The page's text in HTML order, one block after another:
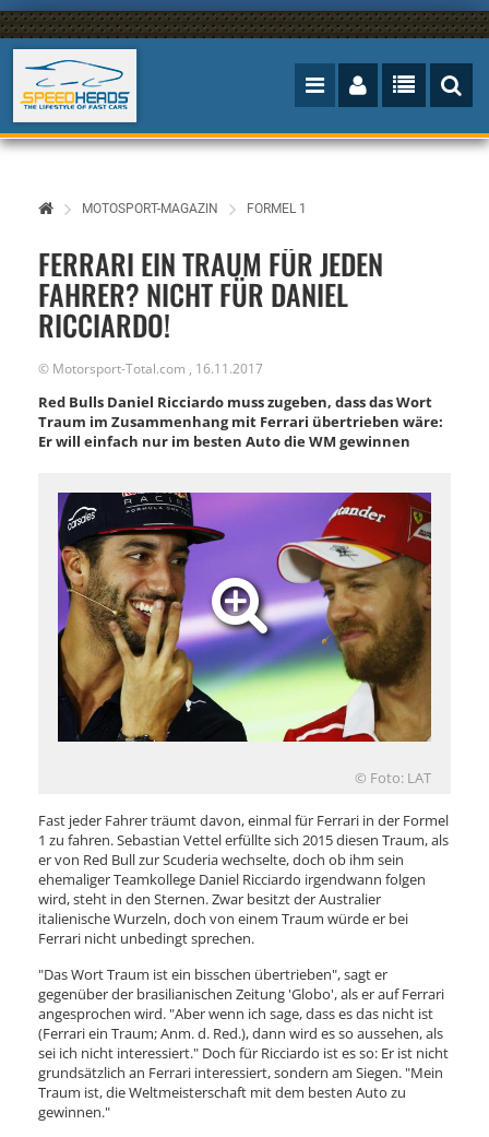
MOTOSPORT-MAGAZIN FORMEL 1
FERRARI EIN TRAUM FÜR JEDEN
FAHRER? NICHT FÜR DANIEL
RICCIARDO!
© Motorsport-Total.com , 16.11.2017
Red Bulls Daniel Ricciardo muss zugeben, dass das Wort
Traum im Zusammenhang mit Ferrari übertrieben wäre:
Er will einfach nur im besten Auto die WM gewinnen
© Foto: LAT
Fast jeder Fahrer träumt davon, einmal für Ferrari in der Formel
1 zu fahren. Sebastian Vettel erfüllte sich 2015 diesen Traum, als
er von Red Bull zur Scuderia wechselte, doch ob ihm sein
ehemaliger Teamkollege Daniel Ricciardo irgendwann folgen
wird, steht in den Sternen. Zwar besitzt der Australier
italienische Wurzeln, doch von einem Traum würde er bei
Ferrari nicht unbedingt sprechen.
"Das Wort Traum ist ein bisschen übertrieben", sagt er
gegenüber der brasilianischen Zeitung 'Globo', als er auf Ferrari
angesprochen wird. "Aber wenn ich sage, dass es das nicht ist
(Ferrari ein Traum; Anm. d. Red.), dann wird es so aussehen, als
sei ich nicht interessiert." Doch für Ricciardo ist es so: Er ist nicht
grundsätzlich an Ferrari interessiert, sondern am Siegen. "Mein
Traum ist, die Weltmeisterschaft mit dem besten Auto zu
gewinnen."